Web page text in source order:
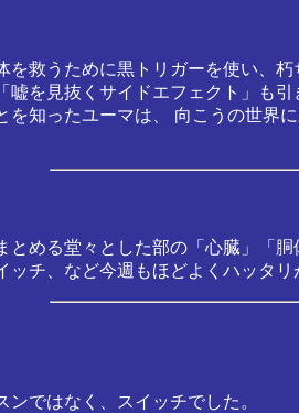
救うために黒トリガーを使い、朽
を見抜くサイドエフェクト」も
を知ったユーマは、 向こうの世界
める堂々とした部の「心臓」「胴
チ、など今週もほどよくハッタリ
ではなく、スイッチでした。